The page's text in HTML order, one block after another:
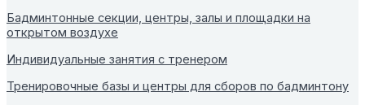
Бадминтонные секции, центры, залы и площадки на
открытом воздухе
Индивидуальные занятия с тренером
Тренировочные базы и центры для сборов по бадминтону